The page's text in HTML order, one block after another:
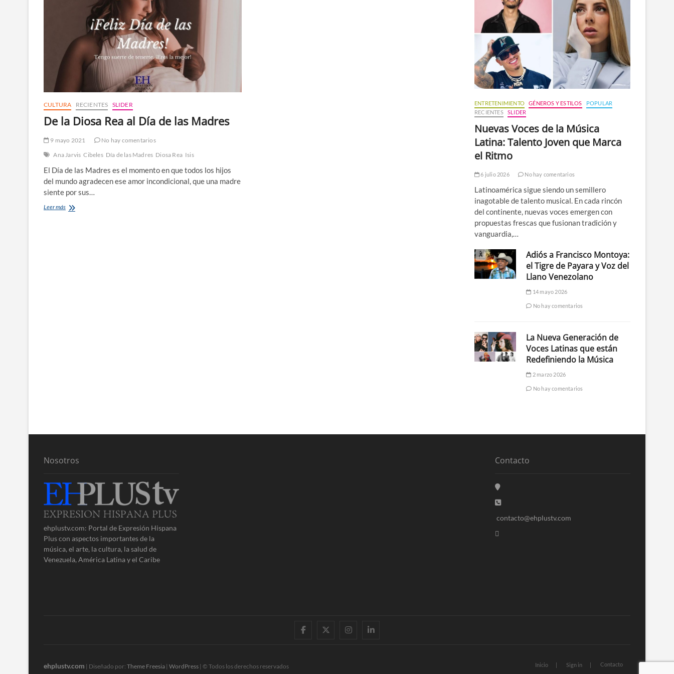
n
ú
CULTURA RECIENTES SLIDER
De la Diosa Rea al Día de las Madres
9 mayo 2021
No hay comentarios
Ana Jarvis Cibeles Día de las Madres Diosa Rea Isis
El Día de las Madres es el momento en que todos los hijos
del mundo agradecen ese amor incondicional, que una madre
siente por sus…
Leer másDe
ENTRETENIMIENTO GÉNEROS Y ESTILOS
POPULAR
RECIENTES
SLIDER
Nuevas Voces de la Música
Latina: Talento Joven que Marca
el Ritmo
6 julio 2026 No hay comentarios
Latinoamérica sigue siendo un semillero
inagotable de talento musical. En cada rincón
del continente, nuevas voces emergen con
propuestas frescas que fusionan tradición y
vanguardia,…
Adiós a Francisco Montoya:
el Tigre de Payara y Voz del
Llano Venezolano
14 mayo 2026
No hay comentarios
La Nueva Generación de
Voces Latinas que están
Redefiniendo la Música
2 marzo 2026
No hay comentarios
Nosotros
ehplustv.com: Portal de Expresión Hispana
Plus con aspectos importantes de la
música, el arte, la cultura, la salud de
Venezuela, América Latina y el Caribe
Contacto
contacto@ehplustv.com
facebooktwitterinstagram
linkedin
Inicio Sign in Contacto
ehplustv.com | Diseñado por: Theme Freesia | WordPress | © Todos los derechos reservados